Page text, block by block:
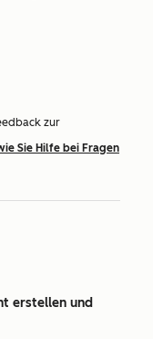
zur
Sie Hilfe bei Fragen
erstellen und